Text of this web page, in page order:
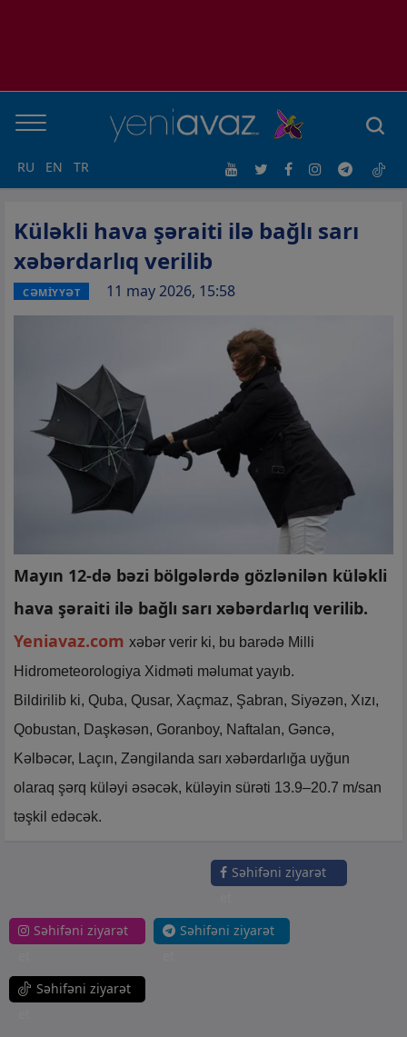
RU EN TR
Küləkli hava şəraiti ilə bağlı sarı
xəbərdarlıq verilib
CƏMİYYƏT 11 may 2026, 15:58
Mayın 12-də bəzi bölgələrdə gözlənilən küləkli
hava şəraiti ilə bağlı sarı xəbərdarlıq verilib.
Yeniavaz.com xəbər verir ki, bu barədə Milli
Hidrometeorologiya Xidməti məlumat yayıb.
Bildirilib ki, Quba, Qusar, Xaçmaz, Şabran, Siyəzən, Xızı,
Qobustan, Daşkəsən, Goranboy, Naftalan, Gəncə,
Kəlbəcər, Laçın, Zəngilanda sarı xəbərdarlığa uyğun
olaraq şərq küləyi əsəcək, küləyin sürəti 13.9–20.7 m/san
təşkil edəcək.
Səhifəni ziyarət
Səhifəni ziyarət
Səhifəni ziyarət
Səhifəni ziyarət